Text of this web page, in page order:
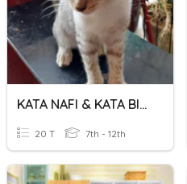
KATA NAFI & KATA BILANGAN
20 T 7th - 12th